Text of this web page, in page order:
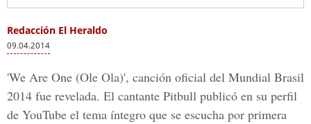
Redacción El Heraldo
09.04.2014
'We Are One (Ole Ola)', canción oficial del Mundial Brasil
2014 fue revelada. El cantante Pitbull publicó en su perfil
de YouTube el tema íntegro que se escucha por primera